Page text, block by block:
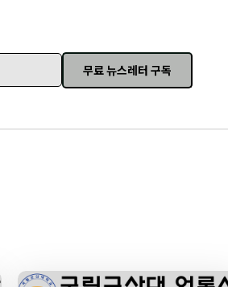
무료 뉴스레터 구독